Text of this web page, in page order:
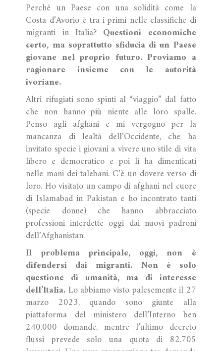
Perché un Paese con una solidità come la
Costa d’Avorio è tra i primi nelle classifiche di
migranti in Italia? Questioni economiche
certo, ma soprattutto sfiducia di un Paese
giovane nel proprio futuro. Proviamo a
ragionare insieme con le autorità
ivoriane.
Altri rifugiati sono spinti al “viaggio” dal fatto
che non hanno più niente alle loro spalle.
Penso agli afghani e mi vergogno per la
mancanza di lealtà dell’Occidente, che ha
invitato specie i giovani a vivere uno stile di vita
libero e democratico e poi li ha dimenticati
nelle mani dei talebani. C’è un dovere verso di
loro. Ho visitato un campo di afghani nel cuore
di Islamabad in Pakistan e ho incontrato tanti
(specie donne) che hanno abbracciato
professioni interdette oggi dai nuovi padroni
dell’Afghanistan.
Il problema principale, oggi, non è
difendersi dai migranti. Non è solo
questione di umanità, ma di interesse
dell’Italia.Lo abbiamo visto palesemente il 27
marzo 2023, quando sono giunte alla
piattaforma del ministero dell’Interno ben
240.000 domande, mentre l’ultimo decreto
flussi prevede solo una quota di 82.705